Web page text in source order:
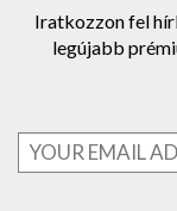
Iratkozzon fel
legújabb